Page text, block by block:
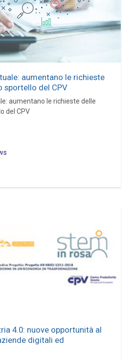
aumentano le richieste
sportello del CPV
aumentano le richieste delle
del CPV
4.0: nuove opportunità al
digitali ed